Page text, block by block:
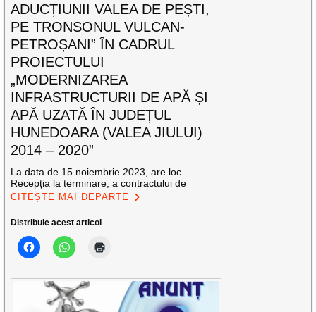
ADUCȚIUNII VALEA DE PEȘTI,
PE TRONSONUL VULCAN-
PETROȘANI” ÎN CADRUL
PROIECTULUI
„MODERNIZAREA
INFRASTRUCTURII DE APĂ ȘI
APĂ UZATĂ ÎN JUDEȚUL
HUNEDOARA (VALEA JIULUI)
2014 – 2020”
La data de 15 noiembrie 2023, are loc –
Recepția la terminare, a contractului de
CITEȘTE MAI DEPARTE
Distribuie acest articol